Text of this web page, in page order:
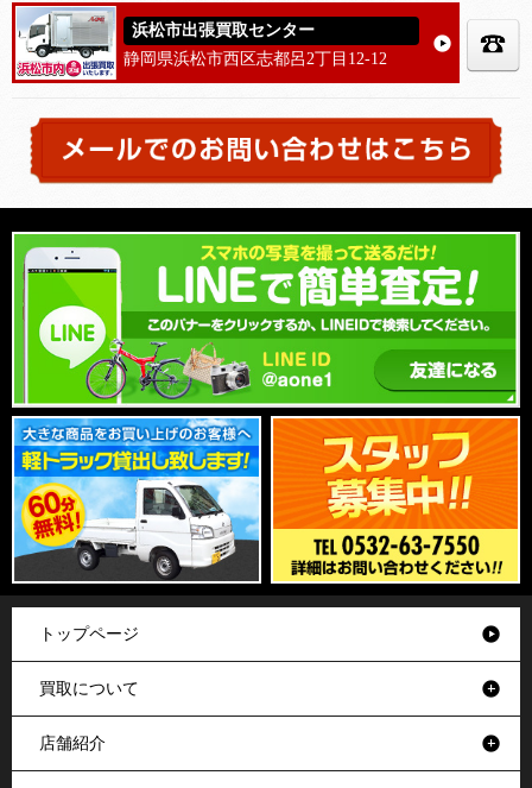
浜松市出張買取センター
静岡県浜松市西区志都呂2丁目12-12
トップページ
買取について
店舗紹介